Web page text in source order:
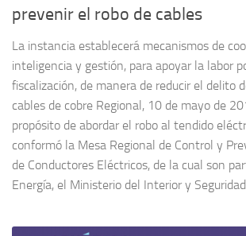
prevenir el robo de cables
La instancia establecerá mecanismos de
inteligencia y gestión, para apoyar la labor
fiscalización, de manera de reducir el delito
cables de cobre Regional, 10 de mayo de
propósito de abordar el robo al tendido
conformó la Mesa Regional de Control y
de Conductores Eléctricos, de la cual son
Energía, el Ministerio del Interior y